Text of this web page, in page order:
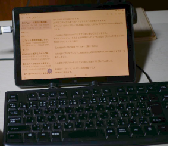

検索